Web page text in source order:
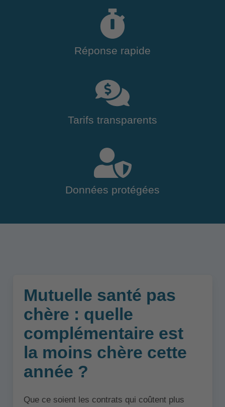
Réponse rapide
Tarifs transparents
Données protégées
Mutuelle santé pas
chère : quelle
complémentaire est
la moins chère cette
année ?
Que ce soient les contrats qui coûtent plus